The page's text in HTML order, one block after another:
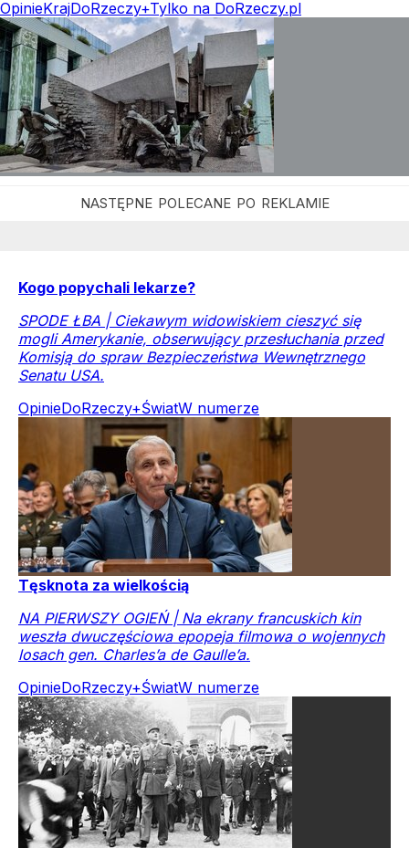
OpinieKrajDoRzeczy+Tylko na DoRzeczy.pl
Kogo popychali lekarze?
SPODE ŁBA | Ciekawym widowiskiem cieszyć się
mogli Amerykanie, obserwujący przesłuchania przed
Komisją do spraw Bezpieczeństwa Wewnętrznego
Senatu USA.
OpinieDoRzeczy+ŚwiatW numerze
Tęsknota za wielkością
NA PIERWSZY OGIEŃ | Na ekrany francuskich kin
weszła dwuczęściowa epopeja filmowa o wojennych
losach gen. Charles’a de Gaulle’a.
OpinieDoRzeczy+ŚwiatW numerze